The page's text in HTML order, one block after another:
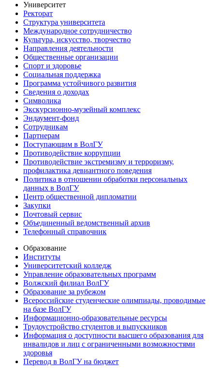
Университет
Ректорат
Структура университета
Международное сотрудничество
Культура, искусство, творчество
Направления деятельности
Общественные организации
Спорт и здоровье
Социальная поддержка
Программа устойчивого развития
Сведения о доходах
Символика
Экскурсионно-музейный комплекс
Эндаумент-фонд
Сотрудникам
Партнерам
Поступающим в ВолГУ
Противодействие коррупции
Противодействие экстремизму и терроризму,
профилактика девиантного поведения
Политика в отношении обработки персональных
данных в ВолГУ
Центр общественной дипломатии
Закупки
Почтовый сервис
Объединенный ведомственный архив
Телефонный справочник
Образование
Институты
Университетский колледж
Управление образовательных программ
Волжский филиал ВолГУ
Образование за рубежом
Всероссийские студенческие олимпиады, проводимые
на базе ВолГУ
Информационно-образовательные ресурсы
Трудоустройство студентов и выпускников
Информация о доступности высшего образования для
инвалидов и лиц с ограниченными возможностями
здоровья
Перевод в ВолГУ на бюджет